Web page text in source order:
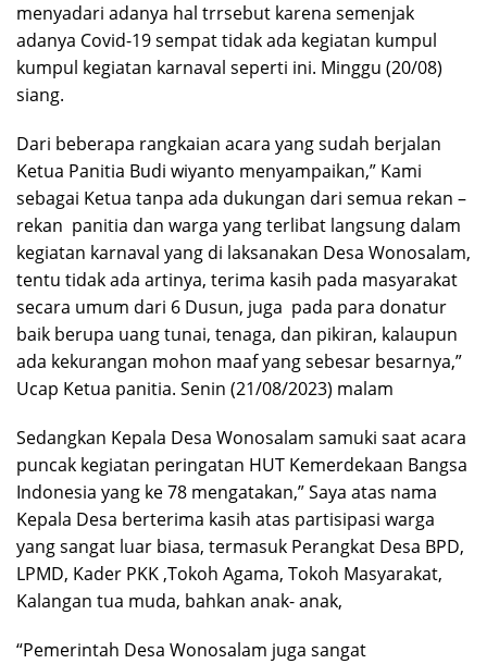
menyadari adanya hal trrsebut karena semenjak
adanya Covid-19 sempat tidak ada kegiatan kumpul
kumpul kegiatan karnaval seperti ini. Minggu (20/08)
siang.
Dari beberapa rangkaian acara yang sudah berjalan
Ketua Panitia Budi wiyanto menyampaikan,” Kami
sebagai Ketua tanpa ada dukungan dari semua rekan –
rekan panitia dan warga yang terlibat langsung dalam
kegiatan karnaval yang di laksanakan Desa Wonosalam,
tentu tidak ada artinya, terima kasih pada masyarakat
secara umum dari 6 Dusun, juga pada para donatur
baik berupa uang tunai, tenaga, dan pikiran, kalaupun
ada kekurangan mohon maaf yang sebesar besarnya,”
Ucap Ketua panitia. Senin (21/08/2023) malam
Sedangkan Kepala Desa Wonosalam samuki saat acara
puncak kegiatan peringatan HUT Kemerdekaan Bangsa
Indonesia yang ke 78 mengatakan,” Saya atas nama
Kepala Desa berterima kasih atas partisipasi warga
yang sangat luar biasa, termasuk Perangkat Desa BPD,
LPMD, Kader PKK ,Tokoh Agama, Tokoh Masyarakat,
Kalangan tua muda, bahkan anak- anak,
“Pemerintah Desa Wonosalam juga sangat